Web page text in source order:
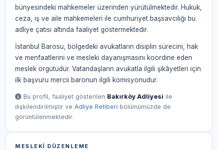
bünyesindeki mahkemeler üzerinden yürütülmektedir. Hukuk,
ceza, iş ve aile mahkemeleri ile cumhuriyet başsavcılığı bu
adliye çatısı altında faaliyet göstermektedir.
İstanbul Barosu, bölgedeki avukatların disiplin sürecini, hak
ve menfaatlerini ve mesleki dayanışmasını koordine eden
meslek örgütüdür. Vatandaşların avukatla ilgili şikâyetleri için
ilk başvuru mercii baronun ilgili komisyonudur.
Bu profil, faaliyet gösterilen Bakırköy Adliyesi ile
ilişkilendirilmiştir ve Adliye Rehberi bölümümüzde de
görüntülenmektedir.
MESLEKI DÜZENLEME